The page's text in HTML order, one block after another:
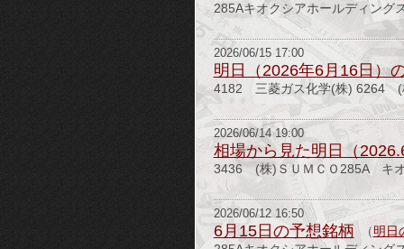
285Aキオクシアホールディン
2026/06/15 17:00
明日（2026年6月16日）
4182 三菱ガス化学(株) 6264
2026/06/14 19:00
相場から見た明日（
3436 (株)ＳＵＭＣＯ285A キ
2026/06/12 16:50
6月15日の予想銘柄 （明日